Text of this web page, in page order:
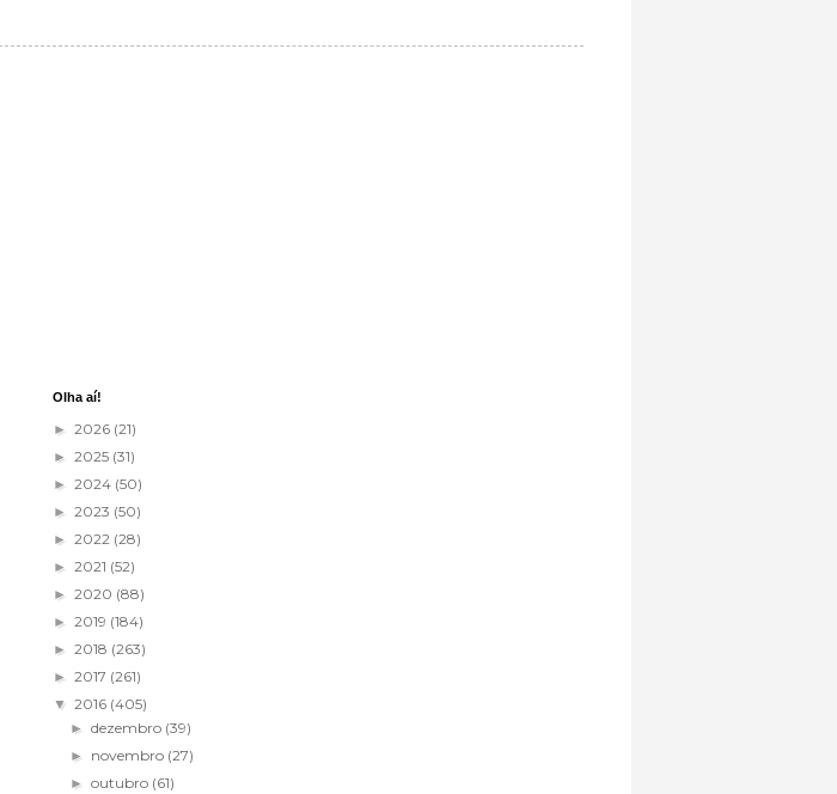
Olha aí!
► 2026 (21)
► 2025 (31)
► 2024 (50)
► 2023 (50)
► 2022 (28)
► 2021 (52)
► 2020 (88)
► 2019 (184)
► 2018 (263)
► 2017 (261)
▼ 2016 (405)
►dezembro (39)
► novembro (27)
►outubro (61)